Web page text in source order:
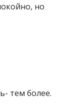
но
тем более.